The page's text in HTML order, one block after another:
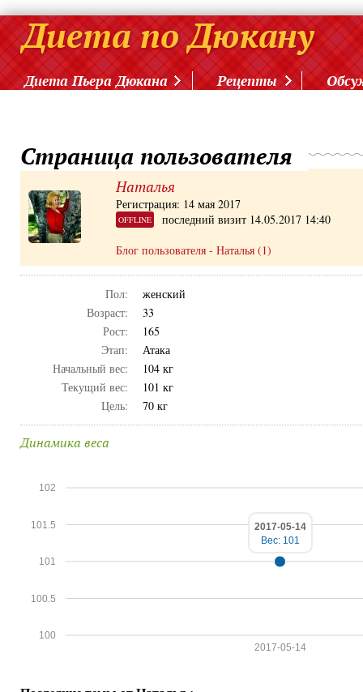
Диета Пьера Дюкана Рецепты
Страница пользователя
Наталья
Регистрация: 14 мая 2017
OFFLINE
последний визит 14.05.2017 14:40
Блог пользователя - Наталья (1)
Пол:
женский
Возраст:
33
Рост:
165
Этап:
Атака
Начальный вес:
104 кг
Текущий вес:
101 кг
Цель:
70 кг
Динамика веса
100
100.5
101
101.5
102
2017-05-14
2017-05-14
Вес: 101